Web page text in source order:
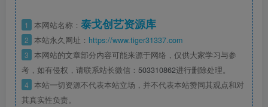
1 本网站名称： 泰戈创艺资源库
2 本站永久网址： https://www.tiger31337.com
3 本网站的文章部分内容可能来源于网络，仅供大家学习与参
考，如有侵权，请联系站长微信： 503310862进行删除处理。
4 本站一切资源不代表本站立场，并不代表本站赞同其观点和对
其真实性负责。